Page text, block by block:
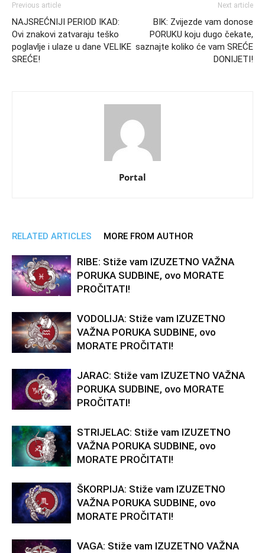
Previous article
NAJSREĆNIJI PERIOD IKAD:
Ovi znakovi zatvaraju teško
poglavlje i ulaze u dane VELIKE
SREĆE!
Next article
BIK: Zvijezde vam donose
PORUKU koju dugo čekate,
saznajte koliko će vam SREĆE
DONIJETI!
Portal
RELATED ARTICLES MORE FROM AUTHOR
RIBE: Stiže vam IZUZETNO VAŽNA
PORUKA SUDBINE, ovo MORATE
PROČITATI!
VODOLIJA: Stiže vam IZUZETNO
VAŽNA PORUKA SUDBINE, ovo
MORATE PROČITATI!
JARAC: Stiže vam IZUZETNO VAŽNA
PORUKA SUDBINE, ovo MORATE
PROČITATI!
STRIJELAC: Stiže vam IZUZETNO
VAŽNA PORUKA SUDBINE, ovo
MORATE PROČITATI!
ŠKORPIJA: Stiže vam IZUZETNO
VAŽNA PORUKA SUDBINE, ovo
MORATE PROČITATI!
VAGA: Stiže vam IZUZETNO VAŽNA